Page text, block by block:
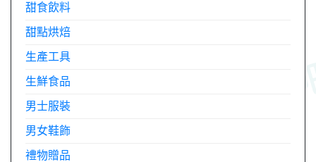
甜食飲料
甜點烘焙
生產工具
生鮮食品
男士服裝
男女鞋飾
禮物贈品